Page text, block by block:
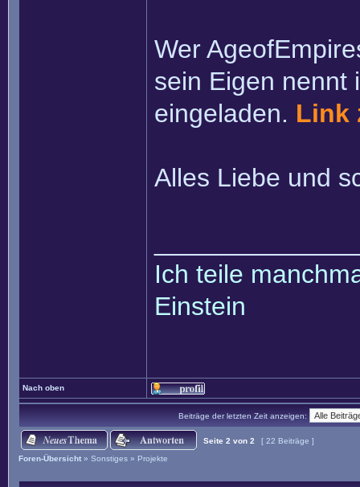
Wer
sein Eigen nennt
eingeladen. Link
Alles Liebe und
Ich teile
Einstein
Nach oben
Beiträge der letzten Zeit anzeigen:
Seite 2 von 2
[ 22 Beiträge ]
Foren-Übersicht » Sonstiges » Projekte